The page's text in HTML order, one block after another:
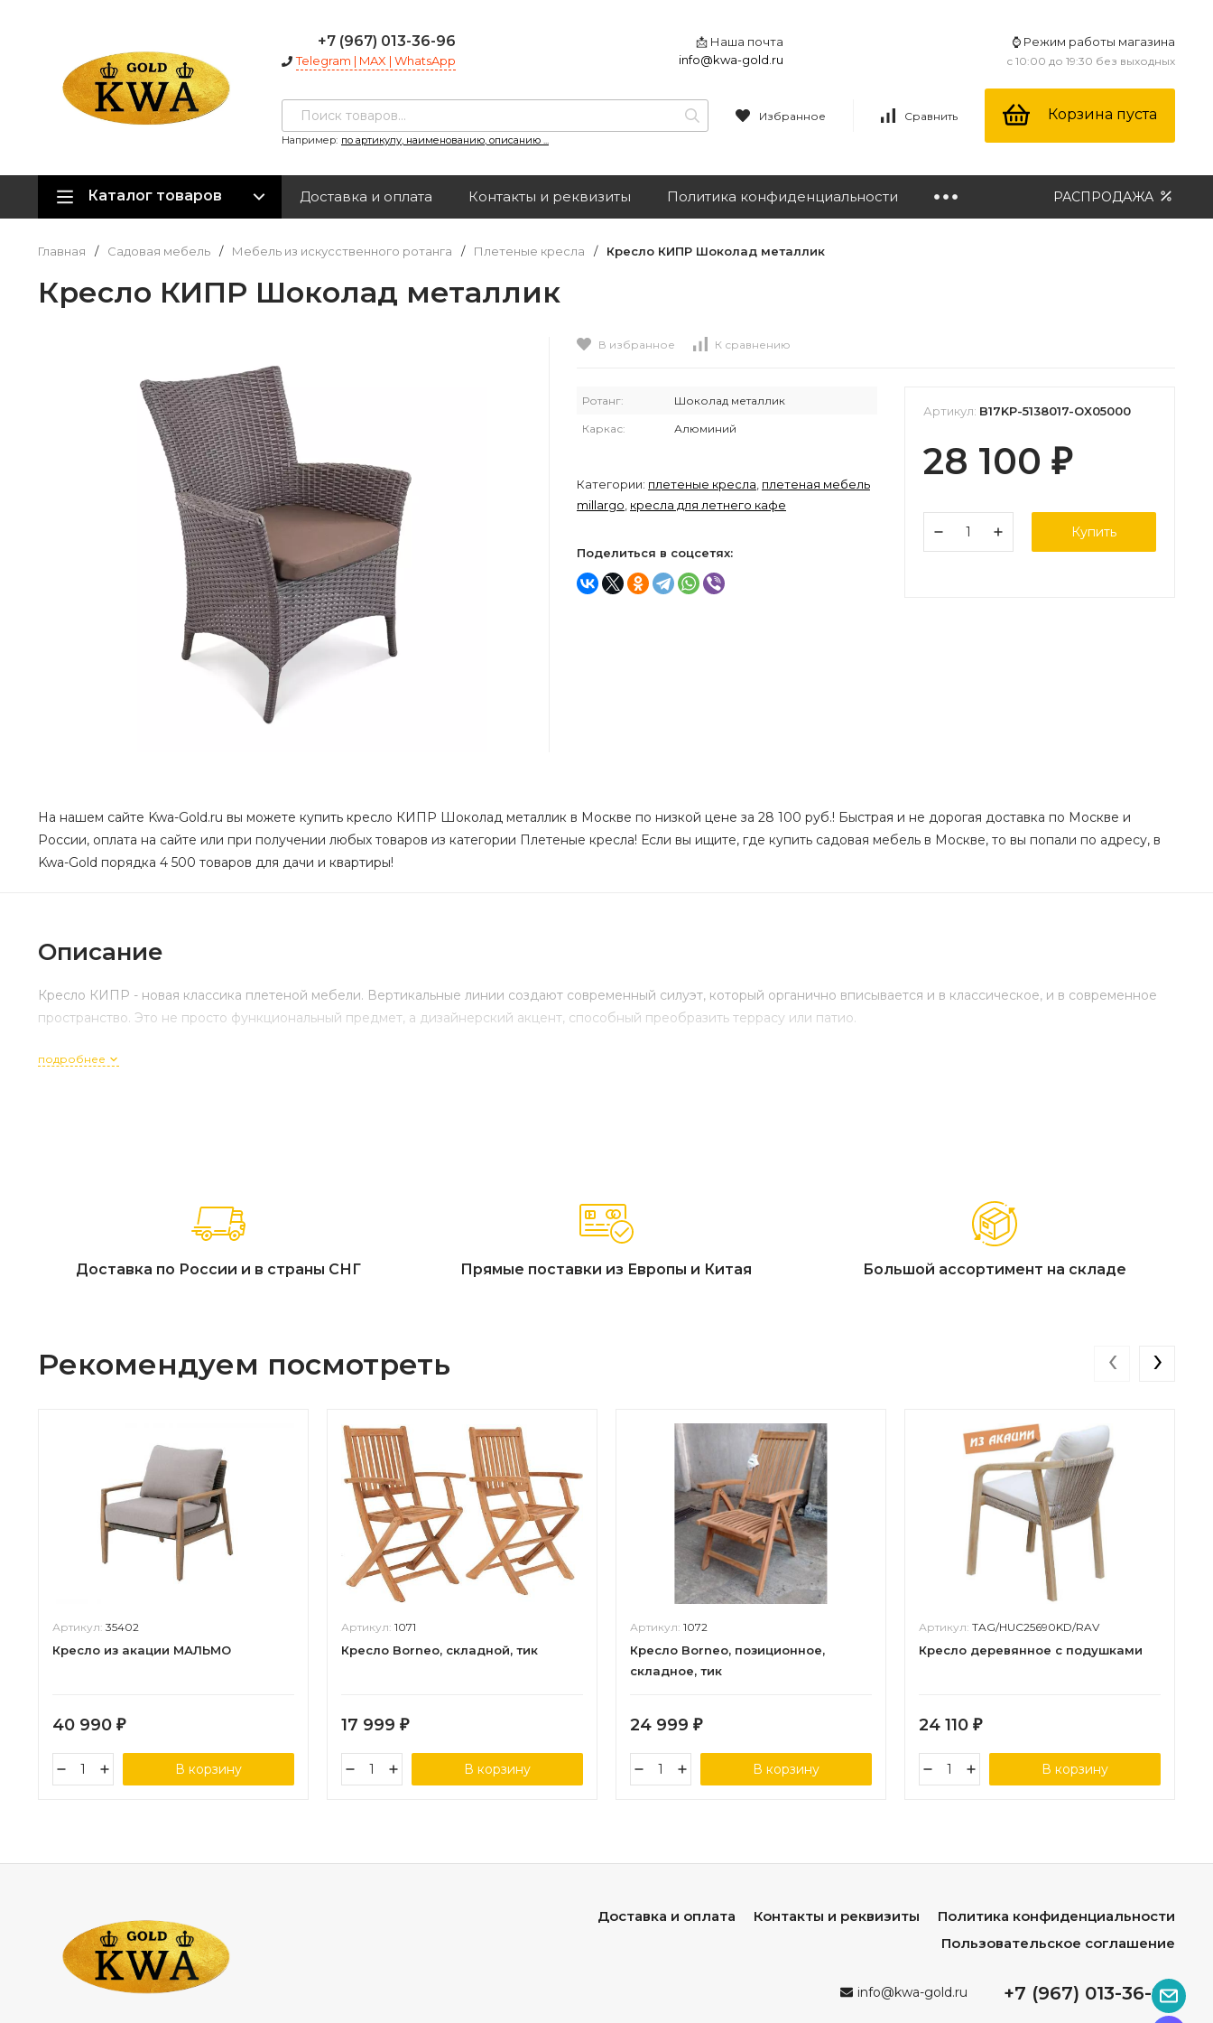
+7 (967) 013-36-96
Telegram | MAX | WhatsApp
📩 Наша почта
info@kwa-gold.ru
⌚ Режим работы магазина
с 10:00 до 19:30 без выходных
Например: по артикулу, наименованию, описанию ...
Избранное Сравнить Корзина пуста
Каталог товаров Доставка и оплата Контакты и реквизиты Политика конфиденциальности РАСПРОДАЖА
Главная / Садовая мебель / Мебель из искусственного ротанга / Плетеные кресла / Кресло КИПР Шоколад металлик
Кресло КИПР Шоколад металлик
В избранное К сравнению
Ротанг: Шоколад металлик
Каркас: Алюминий
Категории: плетеные кресла плетеная мебель
millargo кресла для летнего кафе
Поделиться в соцсетях:
Артикул: B17KP-5138017-OX05000
28 100 ₽
Купить
На нашем сайте Kwa-Gold.ru вы можете купить кресло КИПР Шоколад металлик в Москве по низкой цене за 28 100 руб.! Быстрая и не дорогая доставка по Москве и
России, оплата на сайте или при получении любых товаров из категории Плетеные кресла! Если вы ищите, где купить садовая мебель в Москве, то вы попали по адресу, в
Kwa-Gold порядка 4 500 товаров для дачи и квартиры!
Описание
Кресло КИПР - новая классика плетеной мебели. Вертикальные линии создают современный силуэт, который органично вписывается и в классическое, и в современное
пространство. Это не просто функциональный предмет, а дизайнерский акцент, способный преобразить террасу или патио.
подробнее
Доставка по России и в страны СНГ Прямые поставки из Европы и Китая Большой ассортимент на складе
Рекомендуем посмотреть
Артикул: 35402
Кресло из акации МАЛЬМО
40 990 ₽
В корзину
Артикул: 1071
Кресло Borneo, складной, тик
17 999 ₽
В корзину
Артикул: 1072
Кресло Borneo, позиционное,
складное, тик
24 999 ₽
В корзину
Артикул: TAG/HUC25690KD/RAV
Кресло деревянное с подушками
24 110 ₽
В корзину
‹ ›
Доставка и оплата Контакты и реквизиты
Политика конфиденциальности
Пользовательское соглашение
info@kwa-gold.ru +7 (967) 013-36-96